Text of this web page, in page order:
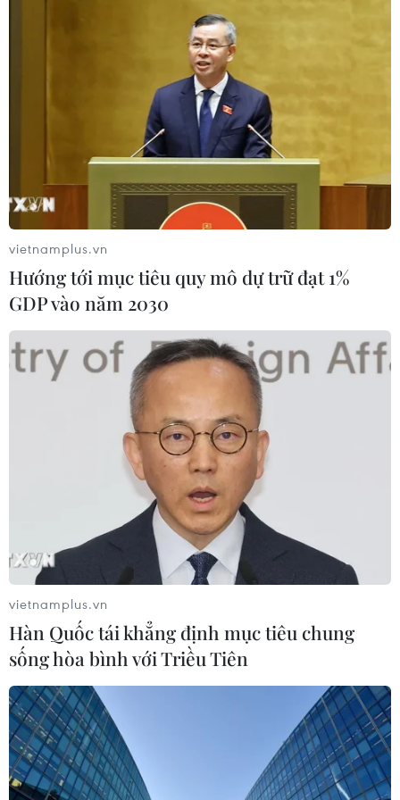
Phố Wall lập kỷ lục mới nhờ đà tăng
của nhóm cổ phiếu AI
Thế giới mất hơn 2,6 tỷ thùng dầu kể
từ khi xung đột Mỹ-Iran bùng phát
04/08/2026 23:56
Mỹ tài trợ 500.000 USD thúc đẩy
xuất khẩu phân bón sinh học sang
Việt Nam
EU mở tham vấn về phạm vi sản
phẩm thép và những tác động tới
04/08/2026 13:13
Gián đoạn nguồn cung LNG, Bỉ tăng
phụ thuộc vào Nga
04/08/2026 09:52
Gia Lai: Phát hiện hơn 3,4 tấn mỹ
phẩm không có phiếu công bố sản
phẩm
04/08/2026 04:48
vietnamplus.vn
Hướng tới mục tiêu quy mô dự trữ đạt 1%
GDP vào năm 2030
vietnamplus.vn
Hàn Quốc tái khẳng định mục tiêu chung
sống hòa bình với Triều Tiên